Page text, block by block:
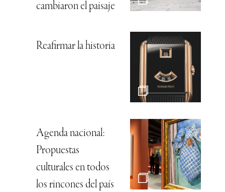
cambiaron el paisaje
Reafirmar la historia
Agenda nacional:
Propuestas
culturales en todos
los rincones del país